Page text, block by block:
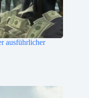
ausführlicher